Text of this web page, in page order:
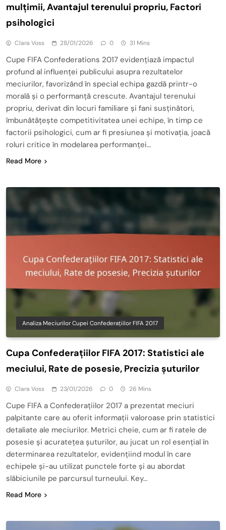
mulțimii, Avantajul terenului propriu, Factori
psihologici
Clara Voss 28/01/2026 0 31 Mins
Cupe FIFA Confederations 2017 evidențiază impactul
profund al influenței publicului asupra rezultatelor
meciurilor, favorizând în special echipa gazdă printr-o
morală și o performanță crescute. Avantajul terenului
propriu, derivat din locuri familiare și fani susținători,
îmbunătățește competitivitatea unei echipe, în timp ce
factorii psihologici, cum ar fi presiunea și motivația, joacă
roluri critice în modelarea performanței…
Read More
Analiza Meciurilor Cupei Confederațiilor FIFA 2017
Cupa Confederațiilor FIFA 2017: Statistici ale
meciului, Rate de posesie, Precizia șuturilor
Clara Voss 23/01/2026 0 26 Mins
Cupe FIFA a Confederațiilor 2017 a prezentat meciuri
palpitante care au oferit informații valoroase prin statistici
detaliate ale meciurilor. Metrici cheie, cum ar fi ratele de
posesie și acuratețea șuturilor, au jucat un rol esențial în
determinarea rezultatelor, evidențiind modul în care
echipele și-au utilizat punctele forte și au abordat
slăbiciunile pe parcursul turneului. Key…
Read More